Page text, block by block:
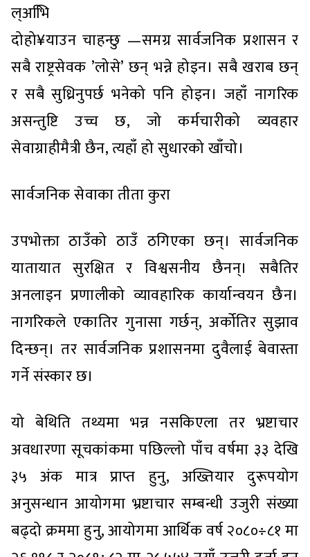
ल्अभिि
दोहो¥याउन चाहन्छु —समग्र सार्वजनिक प्रशासन र
सबै राष्ट्रसेवक ’लोसे’ छन् भन्ने होइन। सबै खराब छन्
र सबै सुध्रिनुपर्छ भनेको पनि होइन। जहाँ नागरिक
असन्तुष्टि उच्च छ, जो कर्मचारीको व्यवहार
सेवाग्राहीमैत्री छैन, त्यहाँ हो सुधारको खाँचो।
सार्वजनिक सेवाका तीता कुरा
उपभोक्ता ठाउँको ठाउँ ठगिएका छन्। सार्वजनिक
यातायात सुरक्षित र विश्वसनीय छैनन्। सबैतिर
अनलाइन प्रणालीको व्यावहारिक कार्यान्वयन छैन।
नागरिकले एकातिर गुनासा गर्छन्, अर्कोतिर सुझाव
दिन्छन्। तर सार्वजनिक प्रशासनमा दुवैलाई बेवास्ता
गर्ने संस्कार छ।
यो बेथिति तथ्यमा भन्न नसकिएला तर भ्रष्टाचार
अवधारणा सूचकांकमा पछिल्लो पाँच वर्षमा ३३ देखि
३५ अंक मात्र प्राप्त हुनु, अख्तियार दुरूपयोग
अनुसन्धान आयोगमा भ्रष्टाचार सम्बन्धी उजुरी संख्या
बढ्दो क्रममा हुनु, आयोगमा आर्थिक वर्ष २०८०÷८१ मा